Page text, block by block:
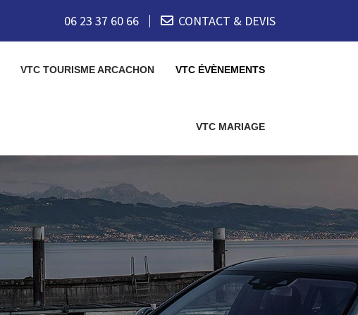
06 23 37 60 66 CONTACT & DEVIS
VTC TOURISME ARCACHON VTC ÉVÈNEMENTS
VTC MARIAGE